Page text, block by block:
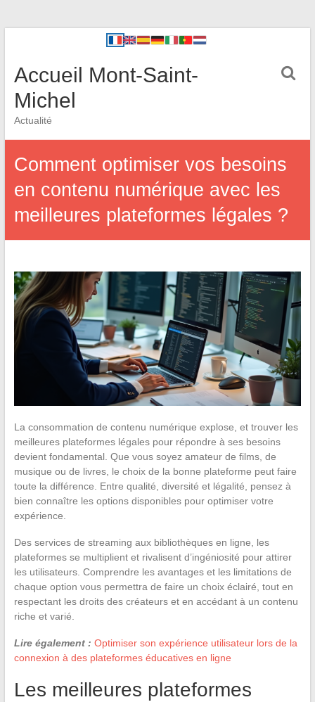
Accueil Mont-Saint-
Michel
Actualité
Comment optimiser vos besoins
en contenu numérique avec les
meilleures plateformes légales ?
La consommation de contenu numérique explose, et trouver les
meilleures plateformes légales pour répondre à ses besoins
devient fondamental. Que vous soyez amateur de films, de
musique ou de livres, le choix de la bonne plateforme peut faire
toute la différence. Entre qualité, diversité et légalité, pensez à
bien connaître les options disponibles pour optimiser votre
expérience.
Des services de streaming aux bibliothèques en ligne, les
plateformes se multiplient et rivalisent d’ingéniosité pour attirer
les utilisateurs. Comprendre les avantages et les limitations de
chaque option vous permettra de faire un choix éclairé, tout en
respectant les droits des créateurs et en accédant à un contenu
riche et varié.
Lire également : Optimiser son expérience utilisateur lors de la
connexion à des plateformes éducatives en ligne
Les meilleures plateformes